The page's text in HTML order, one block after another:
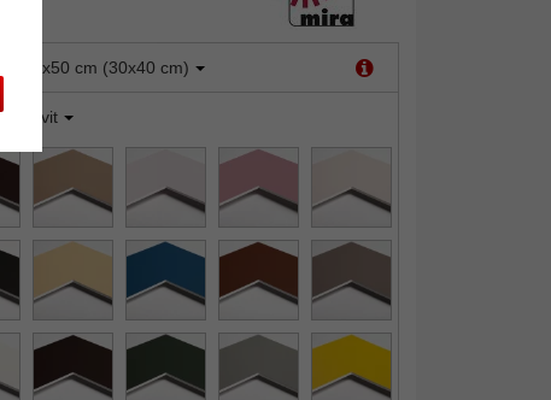
40x50 cm (30x40 cm)
polarvit